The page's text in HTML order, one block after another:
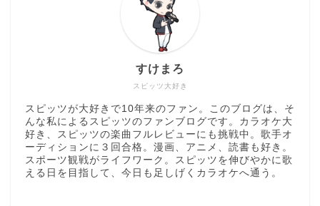
スピッツ大好き
すけまろ
スピッツが大好きで10年来のファン。このブログは、そ
んな私によるスピッツのファンブログです。カラオケ大
好き、スピッツの楽曲フルレビューにも挑戦中。歌手オ
ーディションに３回合格。漫画、アニメ、読書も好き。
スポーツ観戦がライフワーク。スピッツを伸びやかに歌
える日を目指して、今日も足しげくカラオケへ通う。